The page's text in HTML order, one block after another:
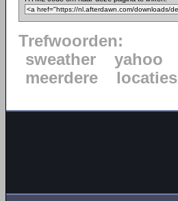
Trefwoorden:
sweather
yahoo
meerdere
locaties